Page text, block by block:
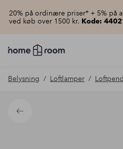
20% på ordinære priser* + 5% på
ved køb over 1500 kr. Kode:
Homeroom
–
hjemmet
pris
Belysning Loftlamper
Tilbage